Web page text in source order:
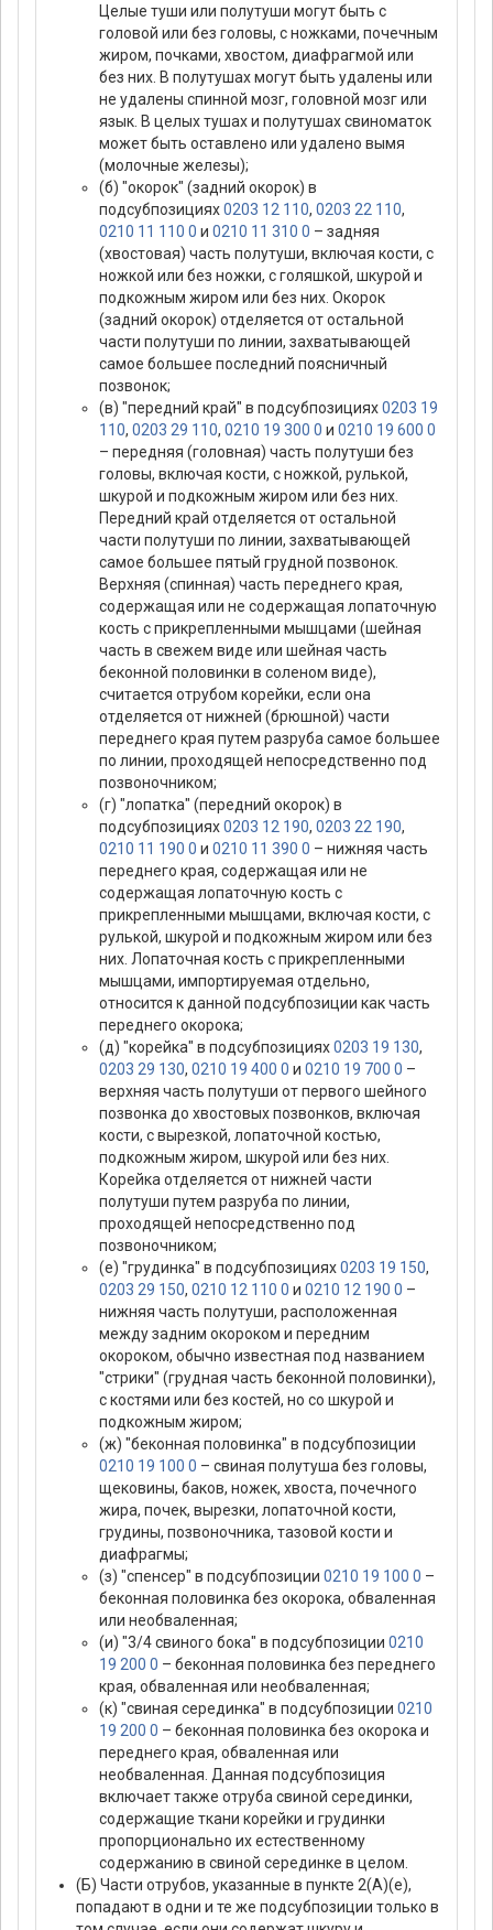
Целые туши или полутуши могут быть с
головой или без головы, с ножками, почечным
жиром, почками, хвостом, диафрагмой или
без них. В полутушах могут быть удалены или
не удалены спинной мозг, головной мозг или
язык. В целых тушах и полутушах свиноматок
может быть оставлено или удалено вымя
(молочные железы);
(б) "окорок" (задний окорок) в
подсубпозициях0203 12 110, 0203 22 110,
0210 11 110 0 и 0210 11 310 0 – задняя
(хвостовая) часть полутуши, включая кости, с
ножкой или без ножки, с голяшкой, шкурой и
подкожным жиром или без них. Окорок
(задний окорок) отделяется от остальной
части полутуши по линии, захватывающей
самое большее последний поясничный
позвонок;
(в) "передний край" в подсубпозициях0203 19
110, 0203 29 110, 0210 19 300 0 и 0210 19 600 0
– передняя (головная) часть полутуши без
головы, включая кости, с ножкой, рулькой,
шкурой и подкожным жиром или без них.
Передний край отделяется от остальной
части полутуши по линии, захватывающей
самое большее пятый грудной позвонок.
Верхняя (спинная) часть переднего края,
содержащая или не содержащая лопаточную
кость с прикрепленными мышцами (шейная
часть в свежем виде или шейная часть
беконной половинки в соленом виде),
считается отрубом корейки, если она
отделяется от нижней (брюшной) части
переднего края путем разруба самое большее
по линии, проходящей непосредственно под
позвоночником;
(г) "лопатка" (передний окорок) в
подсубпозициях0203 12 190, 0203 22 190,
0210 11 190 0 и 0210 11 390 0 – нижняя часть
переднего края, содержащая или не
содержащая лопаточную кость с
прикрепленными мышцами, включая кости, с
рулькой, шкурой и подкожным жиром или без
них. Лопаточная кость с прикрепленными
мышцами, импортируемая отдельно,
относится к данной подсубпозиции как часть
переднего окорока;
(д) "корейка" в подсубпозициях0203 19 130,
0203 29 130, 0210 19 400 0 и 0210 19 700 0 –
верхняя часть полутуши от первого шейного
позвонка до хвостовых позвонков, включая
кости, с вырезкой, лопаточной костью,
подкожным жиром, шкурой или без них.
Корейка отделяется от нижней части
полутуши путем разруба по линии,
проходящей непосредственно под
позвоночником;
(е) "грудинка" в подсубпозициях0203 19 150,
0203 29 150, 0210 12 110 0 и 0210 12 190 0 –
нижняя часть полутуши, расположенная
между задним окороком и передним
окороком, обычно известная под названием
"стрики" (грудная часть беконной половинки),
с костями или без костей, но со шкурой и
подкожным жиром;
(ж) "беконная половинка" в подсубпозиции
0210 19 100 0 – свиная полутуша без головы,
щековины, баков, ножек, хвоста, почечного
жира, почек, вырезки, лопаточной кости,
грудины, позвоночника, тазовой кости и
диафрагмы;
(з) "спенсер" в подсубпозиции 0210 19 100 0 –
беконная половинка без окорока, обваленная
или необваленная;
(и) "3/4 свиного бока" в подсубпозиции 0210
19 200 0 – беконная половинка без переднего
края, обваленная или необваленная;
(к) "свиная серединка" в подсубпозиции 0210
19 200 0 – беконная половинка без окорока и
переднего края, обваленная или
необваленная. Данная подсубпозиция
включает также отруба свиной серединки,
содержащие ткани корейки и грудинки
пропорционально их естественному
содержанию в свиной серединке в целом.
(Б) Части отрубов, указанные в пункте 2(А)(е),
попадают в одни и те же подсубпозиции только в